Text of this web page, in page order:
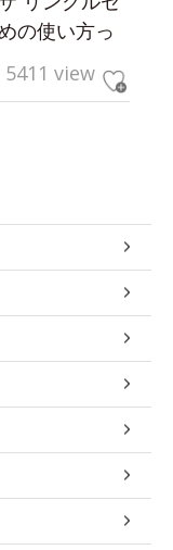
の使い方っ
5411 view